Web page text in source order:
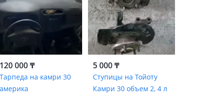
120 000 ₸
Тарпеда на камри 30
америка
5 000 ₸
Ступицы на Тойоту
Камри 30 объем 2, 4 л